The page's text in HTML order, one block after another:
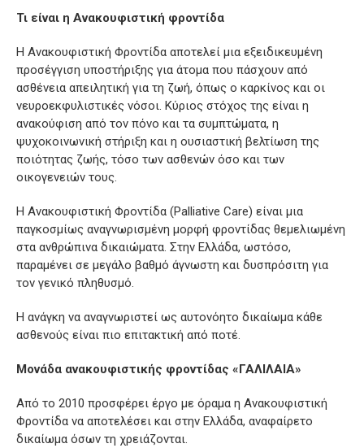
Τι είναι η Ανακουφιστική φροντίδα
Η Ανακουφιστική Φροντίδα αποτελεί μια εξειδικευμένη
προσέγγιση υποστήριξης για άτομα που πάσχουν από
ασθένεια απειλητική για τη ζωή, όπως ο καρκίνος και οι
νευροεκφυλιστικές νόσοι. Κύριος στόχος της είναι η
ανακούφιση από τον πόνο και τα συμπτώματα, η
ψυχοκοινωνική στήριξη και η ουσιαστική βελτίωση της
ποιότητας ζωής, τόσο των ασθενών όσο και των
οικογενειών τους.
Η Ανακουφιστική Φροντίδα (Palliative Care) είναι μια
παγκοσμίως αναγνωρισμένη μορφή φροντίδας θεμελιωμένη
στα ανθρώπινα δικαιώματα. Στην Ελλάδα, ωστόσο,
παραμένει σε μεγάλο βαθμό άγνωστη και δυσπρόσιτη για
τον γενικό πληθυσμό.
Η ανάγκη να αναγνωριστεί ως αυτονόητο δικαίωμα κάθε
ασθενούς είναι πιο επιτακτική από ποτέ.
Μονάδα ανακουφιστικής φροντίδας «ΓΑΛΙΛΑΙΑ»
Από το 2010 προσφέρει έργο με όραμα η Ανακουφιστική
Φροντίδα να αποτελέσει και στην Ελλάδα, αναφαίρετο
δικαίωμα όσων τη χρειάζονται.